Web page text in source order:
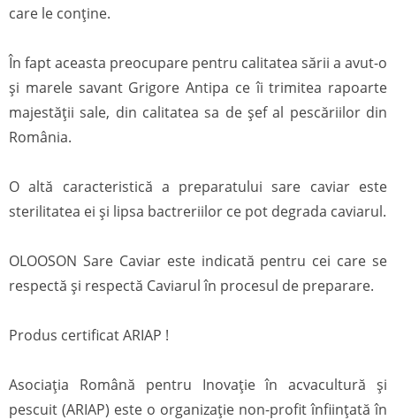
care le conține.
În fapt aceasta preocupare pentru calitatea sării a avut-o
și marele savant Grigore Antipa ce îi trimitea rapoarte
majestății sale, din calitatea sa de șef al pescăriilor din
România.
O altă caracteristică a preparatului sare caviar este
sterilitatea ei și lipsa bactreriilor ce pot degrada caviarul.
OLOOSON Sare Caviar este indicată pentru cei care se
respectă și respectă Caviarul în procesul de preparare.
Produs certificat ARIAP !
Asociația Română pentru Inovație în acvacultură și
pescuit (ARIAP) este o organizație non-profit înființată în